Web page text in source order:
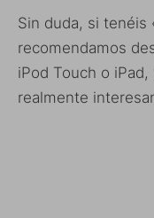
Sin duda, si tenéis
recomendamos
iPod Touch o
realmente